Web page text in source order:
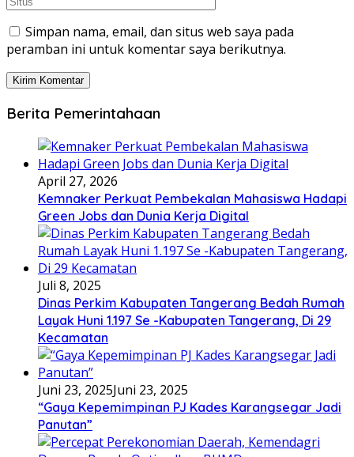
Simpan nama, email, dan situs web saya pada
peramban ini untuk komentar saya berikutnya.
Berita Pemerintahaan
April 27, 2026
Kemnaker Perkuat Pembekalan Mahasiswa Hadapi
Green Jobs dan Dunia Kerja Digital
Juli 8, 2025
Dinas Perkim Kabupaten Tangerang Bedah Rumah
Layak Huni 1.197 Se -Kabupaten Tangerang, Di 29
Kecamatan
Juni 23, 2025Juni 23, 2025
“Gaya Kepemimpinan PJ Kades Karangsegar Jadi
Panutan”